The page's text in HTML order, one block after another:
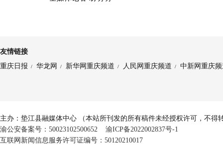
友情链接
重庆日报
/ 华龙网 / 新华网重庆频道 / 人民网重庆频道 / 中新网重庆
主办：垫江县融媒体中心 （本站所刊发的所有稿件未经授权许可，不得
渝公安备案号：50023102500652
渝ICP备2022002837号-1
互联网新闻信息服务许可证编号：50120210017